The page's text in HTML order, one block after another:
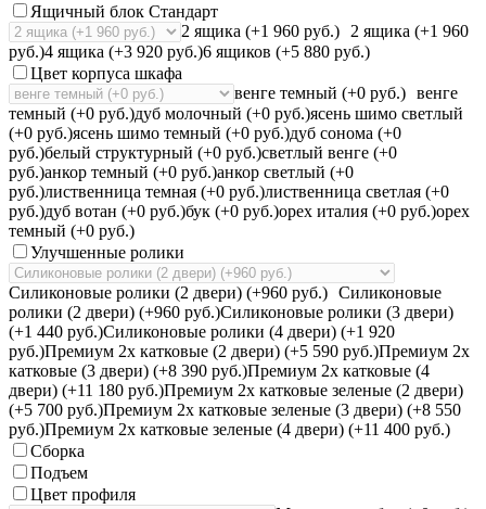
Ящичный блок Стандарт
2 ящика (+1 960 руб.)
2 ящика (+1 960
руб.)4 ящика (+3 920 руб.)6 ящиков (+5 880 руб.)
Цвет корпуса шкафа
венге темный (+0 руб.) венге
темный (+0 руб.)дуб молочный (+0 руб.)ясень шимо светлый
(+0 руб.)ясень шимо темный (+0 руб.)дуб сонома (+0
руб.)белый структурный (+0 руб.)светлый венге (+0
руб.)анкор темный (+0 руб.)анкор светлый (+0
руб.)лиственница темная (+0 руб.)лиственница светлая (+0
руб.)дуб вотан (+0 руб.)бук (+0 руб.)орех италия (+0 руб.)орех
темный (+0 руб.)
Улучшенные ролики
Силиконовые ролики (2 двери) (+960 руб.) Силиконовые
ролики (2 двери) (+960 руб.)Силиконовые ролики (3 двери)
(+1 440 руб.)Силиконовые ролики (4 двери) (+1 920
руб.)Премиум 2х катковые (2 двери) (+5 590 руб.)Премиум 2х
катковые (3 двери) (+8 390 руб.)Премиум 2х катковые (4
двери) (+11 180 руб.)Премиум 2х катковые зеленые (2 двери)
(+5 700 руб.)Премиум 2х катковые зеленые (3 двери) (+8 550
руб.)Премиум 2х катковые зеленые (4 двери) (+11 400 руб.)
Сборка
Подъем
Цвет профиля